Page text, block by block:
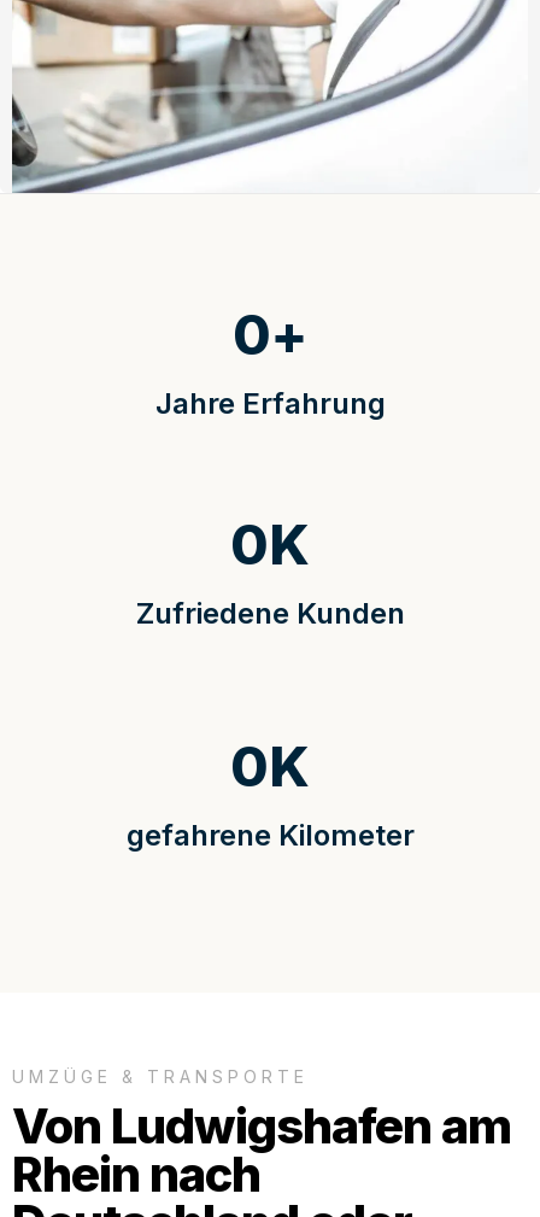
Jahre Erfahrung
0+
Zufriedene Kunden
0K
gefahrene Kilometer
0K
UMZÜGE & TRANSPORTE
Von Ludwigshafen am
Rhein nach